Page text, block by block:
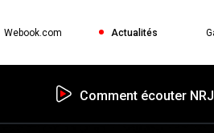
Webook.com Actualités
Comment écouter NRJ